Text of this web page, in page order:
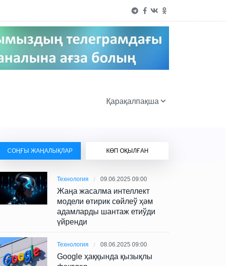
Қарақалпақша
СОҢҒЫ ЖАҢАЛЫҚЛАР КӨП ОҚЫЛҒАН
Технология 09.06.2025 09:00
Жаңа жасалма интеллект
модели өтирик сөйлеў ҳәм
адамларды шантаж етиўди
үйренди
Технология 08.06.2025 09:00
Google ҳаққында қызықлы